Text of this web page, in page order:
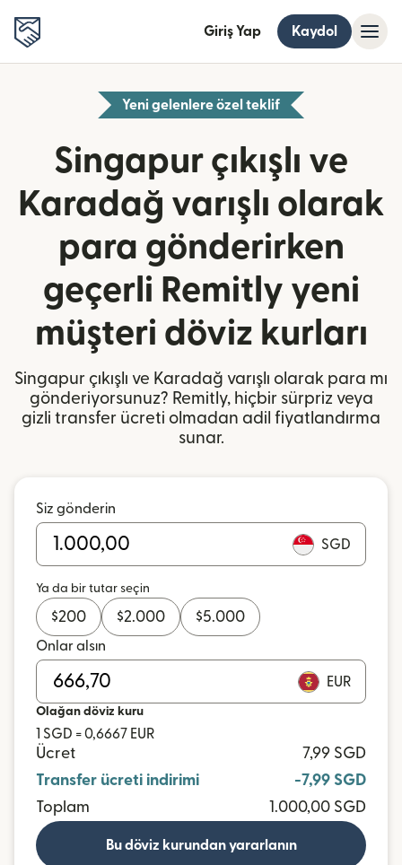
Giriş Yap Kaydol
Yeni gelenlere özel teklif
Singapur çıkışlı ve
Karadağ varışlı olarak
para gönderirken
geçerli Remitly yeni
müşteri döviz kurları
Singapur çıkışlı ve Karadağ varışlı olarak para mı
gönderiyorsunuz? Remitly, hiçbir sürpriz veya
gizli transfer ücreti olmadan adil fiyatlandırma
sunar.
Siz gönderin
SGD
Ya da bir tutar seçin
$200 $2.000 $5.000
Onlar alsın
EUR
Olağan döviz kuru
1 SGD = 0,6667 EUR
Ücret
7,99 SGD
Transfer ücreti indirimi
-7,99 SGD
Toplam
1.000,00 SGD
Bu döviz kurundan yararlanın